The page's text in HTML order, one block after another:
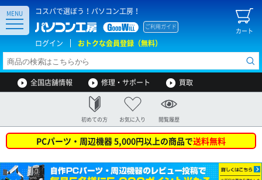
コスパで選ぼう！パソコン工房！
カート
ご利用ガイド
ログイン おトクな会員登録（無料）
MENU
全国店舗情報 修理・サポート 買取
初めての方 お気に入り 閲覧履歴
PCパーツ・周辺機器 5,000円以上の商品で送料無料